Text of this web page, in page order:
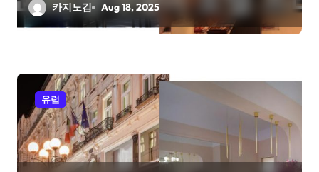
카지노김 Aug 18, 2025
유럽